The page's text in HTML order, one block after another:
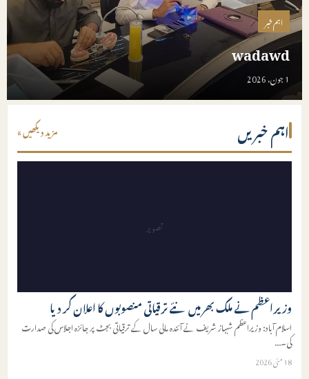
اہم خبر
wadawd
1 جون، 2026
اہم خبریں مزید دیکھیں »
تصویر
وزیراعظم نے ملک بھر میں نئے ترقیاتی منصوبوں کا اعلان کر دیا
اسلام آباد: وزیراعظم شہباز شریف نے آئندہ مالی سال کے ترقیاتی بجٹ پر جائزہ اجلاس کی صدارت
کی۔...
18 مئی 2026